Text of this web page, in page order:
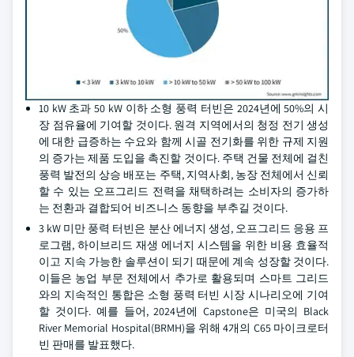
10 kW 초과 50 kW 이하 소형 풍력 터빈은 2024년에 50%의 시
장 점유율에 기여할 것이다. 원격 지역에서의 청정 전기 생성
에 대한 급증하는 수요와 함께 시골 전기화를 위한 규제 지원
의 증가는 제품 도입을 촉진할 것이다. 주택 건물 전체에 걸친
풍력 발전의 상승 배포는 주택, 지역사회, 농장 전체에서 신뢰
할 수 있는 오프그리드 전력을 채택하려는 소비자의 증가하
는 전환과 결합되어 비즈니스 동향을 부추길 것이다.
3 kW 미만 풍력 터빈은 분산 에너지 생성, 오프그리드 응용 프
로그램, 하이브리드 재생 에너지 시스템을 위한 비용 효율적
이고 지속 가능한 솔루션이 되기 때문에 계속 성장할 것이다.
이들은 농업 부문 전체에서 추가로 활용되며 스마트 그리드
와의 지속적인 통합은 소형 풍력 터빈 시장 시나리오에 기여
할 것이다. 예를 들어, 2024년에 Capstone은 미국의 Black
River Memorial Hospital(BRMH)을 위해 4개의 C65 마이크로터
빈 판매를 발표했다.